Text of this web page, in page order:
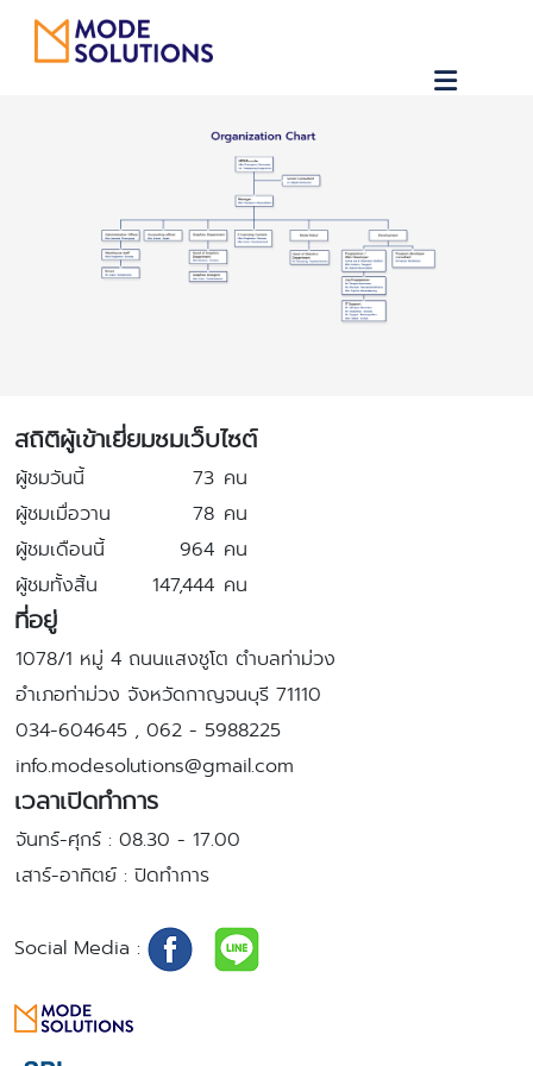
สถิติผู้เข้าเยี่ยมชมเว็บไซต์
ผู้ชมวันนี้ 73 คน
ผู้ชมเมื่อวาน
78 คน
ผู้ชมเดือนนี้
964 คน
ผู้ชมทั้งสิ้น
147,444 คน
ที่อยู่
1078/1 หมู่ 4 ถนนแสงชูโต ตำบลท่าม่วง
อำเภอท่าม่วง จังหวัดกาญจนบุรี 71110
034-604645 , 062 - 5988225
info.modesolutions@gmail.com
เวลาเปิดทำการ
จันทร์-ศุกร์ : 08.30 - 17.00
เสาร์-อาทิตย์ : ปิดทำการ
Social Media :